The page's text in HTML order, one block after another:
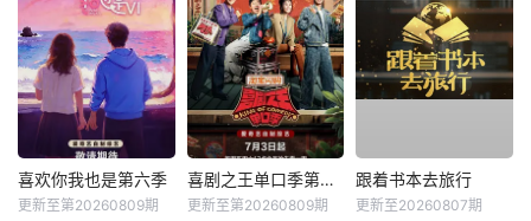
喜欢你我也是第六季
更新至第20260809期
喜剧之王单口季第三季
更新至第20260809期
跟着书本去旅行
更新至20260807期